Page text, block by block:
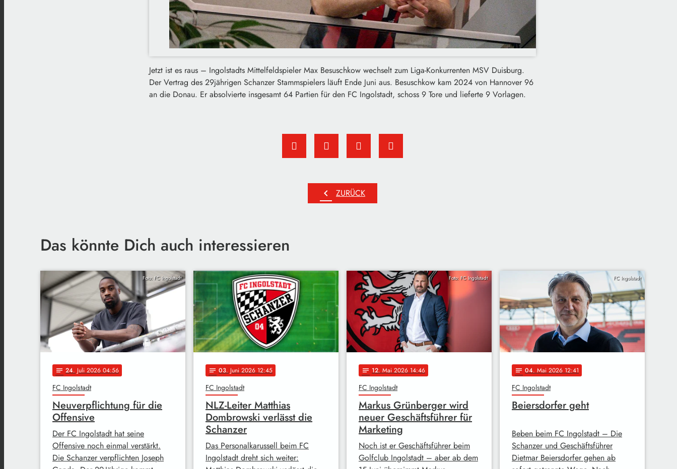
Jetzt ist es raus – Ingolstadts Mittelfeldspieler Max Besuschkow wechselt zum Liga-Konkurrenten MSV Duisburg.
Der Vertrag des 29jährigen Schanzer Stammspielers läuft Ende Juni aus. Besuschkow kam 2024 von Hannover 96
an die Donau. Er absolvierte insgesamt 64 Partien für den FC Ingolstadt, schoss 9 Tore und lieferte 9 Vorlagen.
chevron_left ZURÜCK
Das könnte Dich auch interessieren
Foto: FC Ingolstadt
notes 24. Juli 2026 04:56
FC Ingolstadt
Neuverpflichtung für die
Offensive
Der FC Ingolstadt hat seine
Offensive noch einmal verstärkt.
Die Schanzer verpflichten Joseph
notes 03. Juni 2026 12:45
FC Ingolstadt
NLZ-Leiter Matthias
Dombrowski verlässt die
Schanzer
Das Personalkarussell beim FC
Ingolstadt dreht sich weiter:
Foto: FC Ingolstadt
notes 12. Mai 2026 14:46
FC Ingolstadt
Markus Grünberger wird
neuer Geschäftsführer für
Marketing
Noch ist er Geschäftsführer beim
Golfclub Ingolstadt – aber ab dem
FC Ingolstadt
notes 04. Mai 2026 12:41
FC Ingolstadt
Beiersdorfer geht
Beben beim FC Ingolstadt – Die
Schanzer und Geschäftsführer
Dietmar Beiersdorfer gehen ab